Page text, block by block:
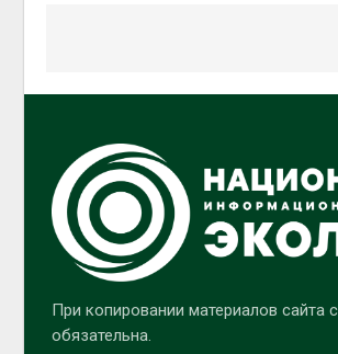
При копировании материалов сайта
обязательна.